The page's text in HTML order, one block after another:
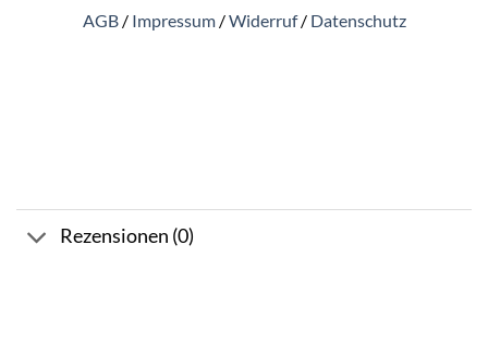
AGB/ Impressum/Widerruf/ Datenschutz
Rezensionen (0)